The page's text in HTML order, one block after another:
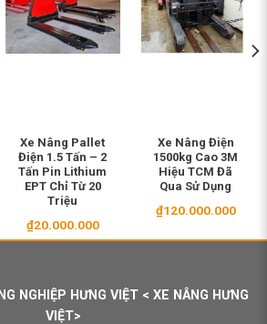
Xe Nâng Pallet
Điện 1.5 Tấn – 2
Tấn Pin Lithium
EPT Chỉ Từ 20
Triệu
₫20.000.000
Xe Nâng Điện
1500kg Cao 3M
Hiệu TCM Đã
Qua Sử Dụng
₫120.000.000
NGHIỆP HƯNG VIỆT < XE NÂNG HƯNG
VIỆT>